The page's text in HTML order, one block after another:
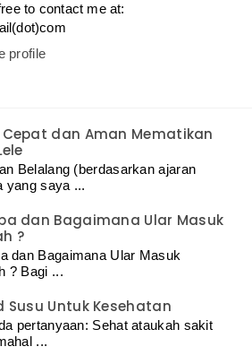
to contact me at:
profile
dan Aman Mematikan
Belalang (berdasarkan ajaran
yang saya ...
dan Bagaimana Ular Masuk
?
dan Bagaimana Ular Masuk
? Bagi ...
Susu Untuk Kesehatan
pertanyaan: Sehat ataukah sakit
...